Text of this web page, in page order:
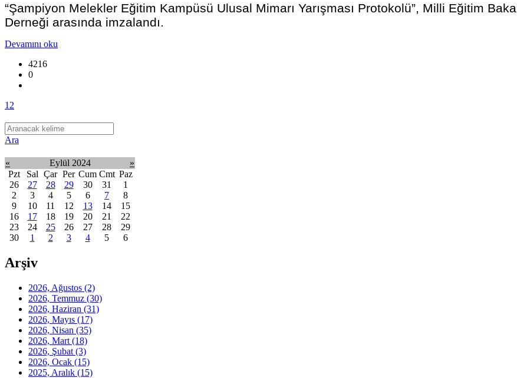
“Şampiyon Melekler Eğitim Kampüsü Ulusal Mimarı Yarışması Protokolü”, Milli Eğitim
Derneği arasında imzalandı.
Devamını oku
4216
0
1 2
Ara
« Eylül 2024
»
Pzt
Sal Çar Per Cum Cmt Paz
26
27 28 29 30 31
1
2
3 4 5 6 7
8
9
10 11 12 13 14
15
16
17 18 19 20 21
22
23
24 25 26 27 28
29
30
1 2 3 4 5 6
Arşiv
2026, Ağustos (2)
2026, Temmuz (30)
2026, Haziran (31)
2026, Mayıs (17)
2026, Nisan (35)
2026, Mart (18)
2026, Şubat (3)
2026, Ocak (15)
2025, Aralık (15)